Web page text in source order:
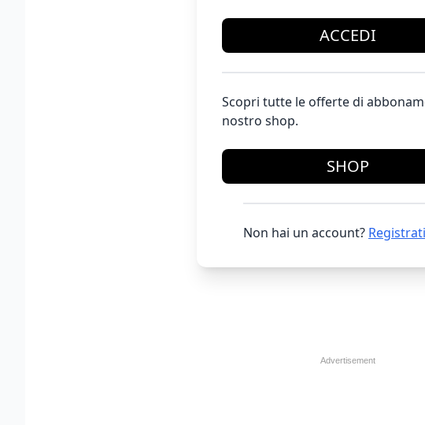
ACCEDI
Scopri tutte le offerte di
nostro shop.
SHOP
Non hai un account?